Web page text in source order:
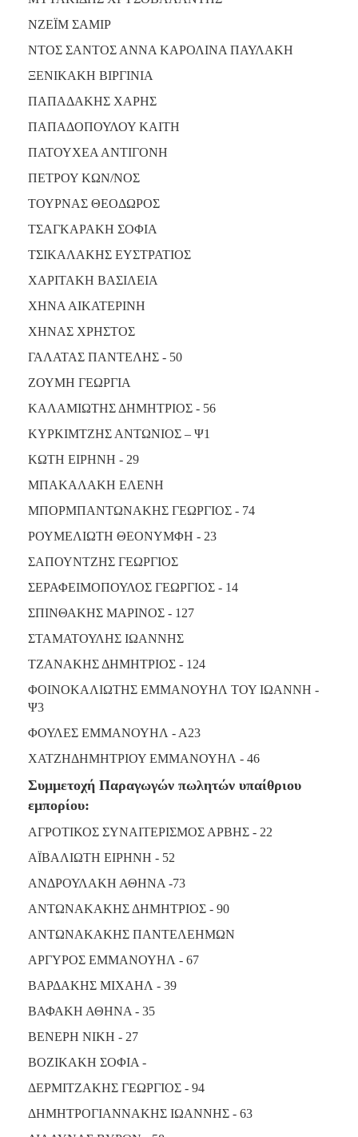
ΝΖΕΪΜ ΣΑΜΙΡ
ΝΤΟΣ ΣΑΝΤΟΣ ΑΝΝΑ ΚΑΡΟΛΙΝΑ ΠΑΥΛΑΚΗ
ΞΕΝΙΚΑΚΗ ΒΙΡΓΙΝΙΑ
ΠΑΠΑΔΑΚΗΣ ΧΑΡΗΣ
ΠΑΠΑΔΟΠΟΥΛΟΥ ΚΑΙΤΗ
ΠΑΤΟΥΧΕΑ ΑΝΤΙΓΟΝΗ
ΠΕΤΡΟΥ ΚΩΝ/ΝΟΣ
ΤΟΥΡΝΑΣ ΘΕΟΔΩΡΟΣ
ΤΣΑΓΚΑΡΑΚΗ ΣΟΦΙΑ
ΤΣΙΚΑΛΑΚΗΣ ΕΥΣΤΡΑΤΙΟΣ
ΧΑΡΙΤΑΚΗ ΒΑΣΙΛΕΙΑ
ΧΗΝΑ ΑΙΚΑΤΕΡΙΝΗ
ΧΗΝΑΣ ΧΡΗΣΤΟΣ
ΓΑΛΑΤΑΣ ΠΑΝΤΕΛΗΣ - 50
ΖΟΥΜΗ ΓΕΩΡΓΙΑ
ΚΑΛΑΜΙΩΤΗΣ ΔΗΜΗΤΡΙΟΣ - 56
ΚΥΡΚΙΜΤΖΗΣ ΑΝΤΩΝΙΟΣ – Ψ1
ΚΩΤΗ ΕΙΡΗΝΗ - 29
ΜΠΑΚΑΛΑΚΗ ΕΛΕΝΗ
ΜΠΟΡΜΠΑΝΤΩΝΑΚΗΣ ΓΕΩΡΓΙΟΣ - 74
ΡΟΥΜΕΛΙΩΤΗ ΘΕΟΝΥΜΦΗ - 23
ΣΑΠΟΥΝΤΖΗΣ ΓΕΩΡΓΙΟΣ
ΣΕΡΑΦΕΙΜΟΠΟΥΛΟΣ ΓΕΩΡΓΙΟΣ - 14
ΣΠΙΝΘΑΚΗΣ ΜΑΡΙΝΟΣ - 127
ΣΤΑΜΑΤΟΥΛΗΣ ΙΩΑΝΝΗΣ
ΤΖΑΝΑΚΗΣ ΔΗΜΗΤΡΙΟΣ - 124
ΦΟΙΝΟΚΑΛΙΩΤΗΣ ΕΜΜΑΝΟΥΗΛ ΤΟΥ ΙΩΑΝΝΗ -
Ψ3
ΦΟΥΛΕΣ ΕΜΜΑΝΟΥΗΛ - Α23
ΧΑΤΖΗΔΗΜΗΤΡΙΟΥ ΕΜΜΑΝΟΥΗΛ - 46
Συμμετοχή Παραγωγών πωλητών υπαίθριου
εμπορίου:
ΑΓΡΟΤΙΚΟΣ ΣΥΝΑΙΤΕΡΙΣΜΟΣ ΑΡΒΗΣ - 22
ΑΪΒΑΛΙΩΤΗ ΕΙΡΗΝΗ - 52
ΑΝΔΡΟΥΛΑΚΗ ΑΘΗΝΑ -73
ΑΝΤΩΝΑΚΑΚΗΣ ΔΗΜΗΤΡΙΟΣ - 90
ΑΝΤΩΝΑΚΑΚΗΣ ΠΑΝΤΕΛΕΗΜΩΝ
ΑΡΓΥΡΟΣ ΕΜΜΑΝΟΥΗΛ - 67
ΒΑΡΔΑΚΗΣ ΜΙΧΑΗΛ - 39
ΒΑΦΑΚΗ ΑΘΗΝΑ - 35
ΒΕΝΕΡΗ ΝΙΚΗ - 27
ΒΟΖΙΚΑΚΗ ΣΟΦΙΑ -
ΔΕΡΜΙΤΖΑΚΗΣ ΓΕΩΡΓΙΟΣ - 94
ΔΗΜΗΤΡΟΓΙΑΝΝΑΚΗΣ ΙΩΑΝΝΗΣ - 63